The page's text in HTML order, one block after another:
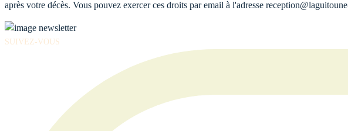
après votre décès. Vous pouvez exercer ces droits par email à l'adresse
SUIVEZ-VOUS